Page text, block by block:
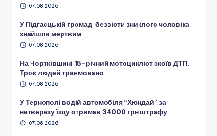
07.08.2026
У Підгаєцькій громаді безвісти зниклого чоловіка
знайшли мертвим
07.08.2026
На Чортківщині 15-річний мотоцикліст скоїв ДТП.
Троє людей травмовано
07.08.2026
У Тернополі водій автомобіля “Хюндай” за
нетверезу їзду отримав 34000 грн штрафу
07.08.2026